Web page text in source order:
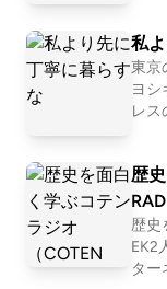
エバーグリーン
ースのコックピ
みたい。H-4
るところ！
ロ子ちゃんは25
エム』 夢グル
e 必見ボストン
a) 最初は誰で
なドロドロした
から1933年まで
売、輸送が全面
味、爆散案件か
どを挟み込ん
eetingtakumi 📩
はコ
私
東京
ヨシ
レス
s://
恋愛
歴
歴史
EK2
ターネッ